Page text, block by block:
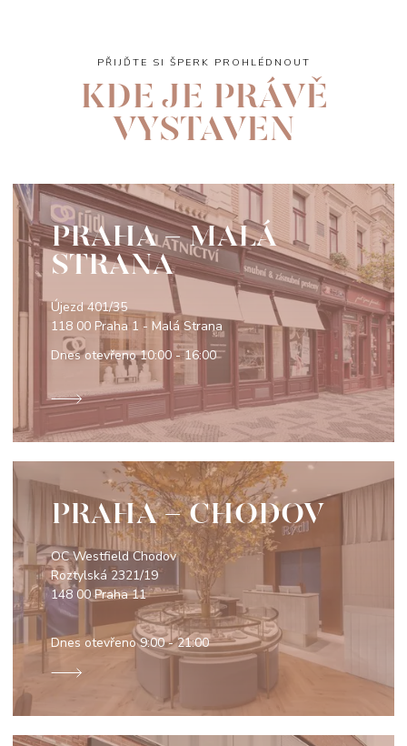
PŘIJĎTE SI ŠPERK PROHLÉDNOUT
KDE JE PRÁVĚ
VYSTAVEN
PRAHA - MALÁ
STRANA
Újezd 401/35
118 00 Praha 1 - Malá Strana
Dnes otevřeno10:00 - 16:00
PRAHA - CHODOV
OC Westfield Chodov
Roztylská 2321/19
148 00 Praha 11
Dnes otevřeno9:00 - 21:00